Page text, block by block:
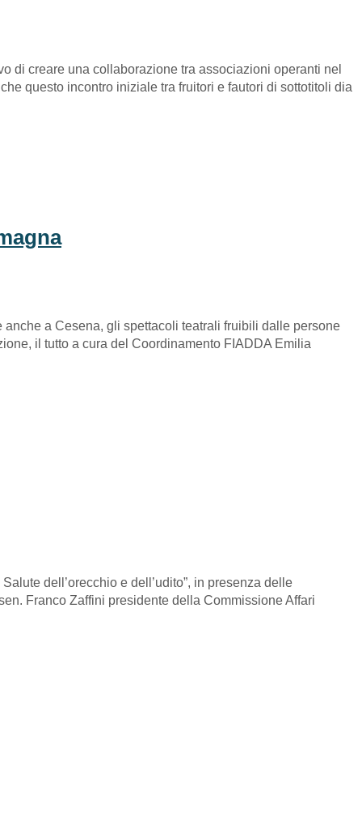
di creare una collaborazione tra associazioni operanti nel
questo incontro iniziale tra fruitori e fautori di sottotitoli dia
a Cesena, gli spettacoli teatrali fruibili dalle persone
il tutto a cura del Coordinamento FIADDA Emilia
dell’orecchio e dell’udito”, in presenza delle
Franco Zaffini presidente della Commissione Affari